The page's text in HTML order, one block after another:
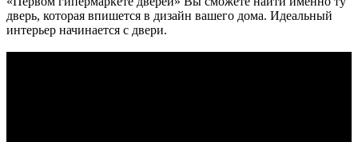
дверь, которая впишется в дизайн вашего дома. Идеальный
интерьер начинается с двери.